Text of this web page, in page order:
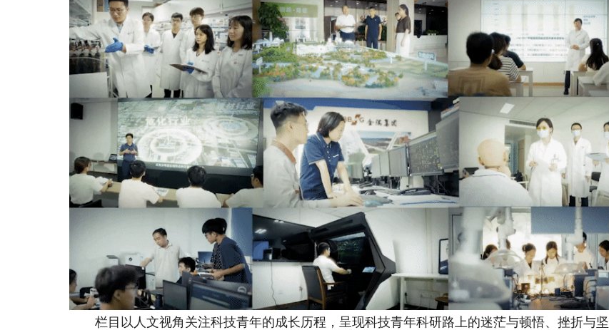
栏目以人文视角关注科技青年的成长历程，呈现科技青年科研路上的迷茫与顿悟、挫折与坚